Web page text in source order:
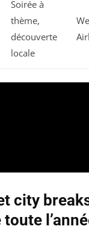
Soirée à
thème,
découverte
locale
city